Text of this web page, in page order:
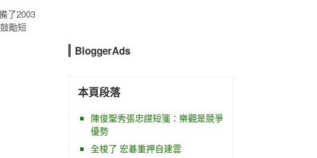
了2003
勵短
BloggerAds
本頁段落
陳俊聖秀張忠謀短箋：樂觀是競爭
優勢
全梭了 宏碁重押自建雲